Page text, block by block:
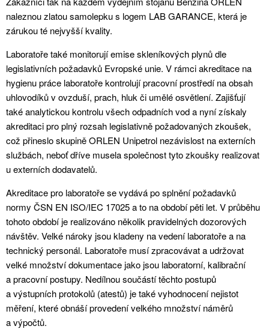
naleznou zlatou samolepku s logem LAB GARANCE, která je
zárukou té nejvyšší kvality.
Laboratoře také monitorují emise skleníkových plynů dle
legislativních požadavků Evropské unie. V rámci akreditace na
hygienu práce laboratoře kontrolují pracovní prostředí na obsah
uhlovodíků v ovzduší, prach, hluk či umělé osvětlení. Zajišťují
také analytickou kontrolu všech odpadních vod a nyní získaly
akreditaci pro plný rozsah legislativně požadovaných zkoušek,
což přineslo skupině ORLEN Unipetrol nezávislost na externích
službách, neboť dříve musela společnost tyto zkoušky realizovat
u externích dodavatelů.
Akreditace pro laboratoře se vydává po splnění požadavků
normy ČSN EN ISO/IEC 17025 a to na období pěti let. V průběhu
tohoto období je realizováno několik pravidelných dozorových
návštěv. Velké nároky jsou kladeny na vedení laboratoře a na
technický personál. Laboratoře musí zpracovávat a udržovat
velké množství dokumentace jako jsou laboratorní, kalibrační
a pracovní postupy. Nedílnou součástí těchto postupů
a výstupních protokolů (atestů) je také vyhodnocení nejistot
měření, které obnáší provedení velkého množství náměrů
a výpočtů.